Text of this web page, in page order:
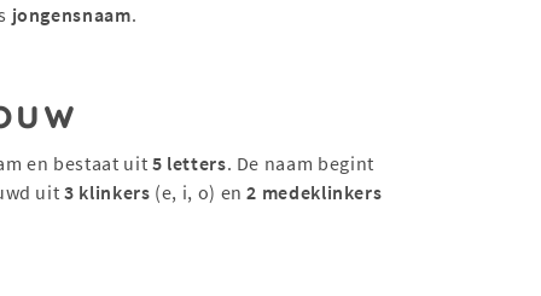
jongensnaam.
en bestaat uit 5 letters. De naam begint
uit3 klinkers (e, i, o) en2 medeklinkers